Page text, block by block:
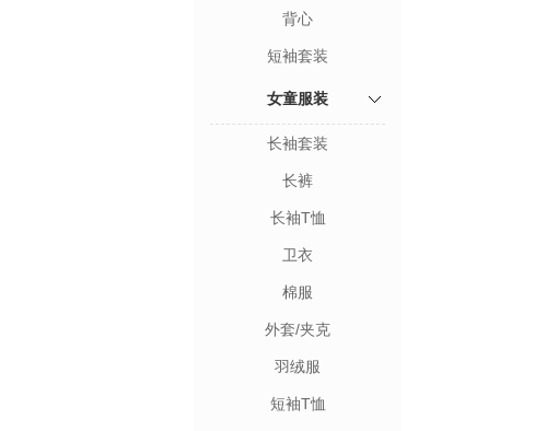
背心
短袖套装
女童服装
长袖套装
长裤
长袖T恤
卫衣
棉服
外套/夹克
羽绒服
短袖T恤